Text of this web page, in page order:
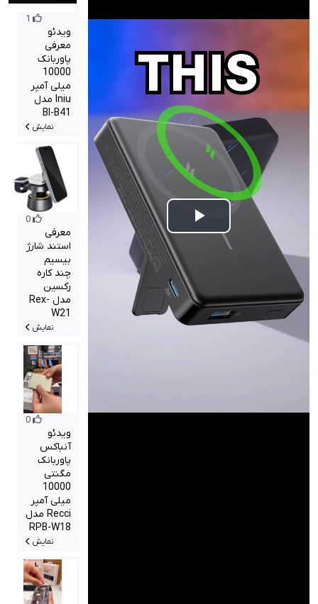
Play
Video
1
ویدئو
معرفی
پاوربانک
10000
میلی آمپر
Iniu مدل
BI-B41
نمایش
0
معرفی
استند شارژ
بیسیم
چند کاره
رکسین
مدل Rex-
W21
نمایش
0
ویدئو
آنباکس
پاوربانک
مگنتی
10000
میلی آمپر
Recci مدل
RPB-W18
نمایش